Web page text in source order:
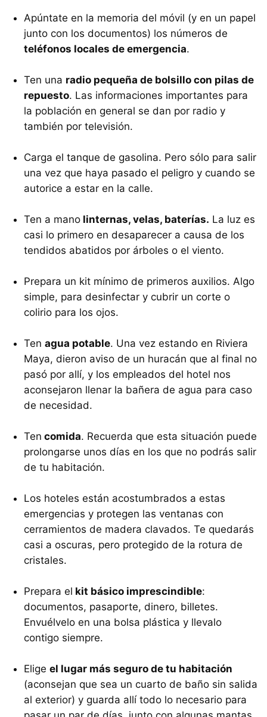
Apúntate en la memoria del móvil (y en un papel
junto con los documentos) los números de
teléfonos locales de emergencia.
Ten una radio pequeña de bolsillo con pilas de
repuesto. Las informaciones importantes para
la población en general se dan por radio y
también por televisión.
Carga el tanque de gasolina. Pero sólo para salir
una vez que haya pasado el peligro y cuando se
autorice a estar en la calle.
Ten a mano linternas, velas, baterías. La luz es
casi lo primero en desaparecer a causa de los
tendidos abatidos por árboles o el viento.
Prepara un kit mínimo de primeros auxilios. Algo
simple, para desinfectar y cubrir un corte o
colirio para los ojos.
Ten agua potable. Una vez estando en Riviera
Maya, dieron aviso de un huracán que al final no
pasó por allí, y los empleados del hotel nos
aconsejaron llenar la bañera de agua para caso
de necesidad.
Ten comida. Recuerda que esta situación puede
prolongarse unos días en los que no podrás salir
de tu habitación.
Los hoteles están acostumbrados a estas
emergencias y protegen las ventanas con
cerramientos de madera clavados. Te quedarás
casi a oscuras, pero protegido de la rotura de
cristales.
Prepara el kit básico imprescindible:
documentos, pasaporte, dinero, billetes.
Envuélvelo en una bolsa plástica y llevalo
contigo siempre.
Elige el lugar más seguro de tu habitación
(aconsejan que sea un cuarto de baño sin salida
al exterior) y guarda allí todo lo necesario para